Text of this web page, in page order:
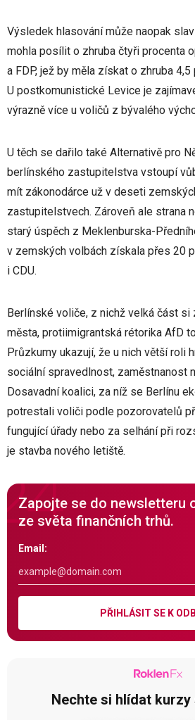
Výsledek hlasování může naopak
mohla posílit o zhruba čtyři procenta
a FDP, jež by měla získat o zhruba 4,5
U postkomunistické Levice je
výrazně více u voličů z bývalého
U těch se dařilo také Alternativě pro
berlínského zastupitelstva vstoupí
mít zákonodárce už v deseti
zastupitelstvech. Zároveň ale strana
starý úspěch z Meklenburska-
v zemských volbách získala přes 20
i CDU.
Berlínské voliče, z nichž velká část si
města, protiimigrantská rétorika AfD
Průzkumy ukazují, že u nich větší roli
sociální spravedlnost, zaměstnanost
Dosavadní koalici, za níž se Berlínu
potrestali voliči podle pozorovatelů
fungující úřady nebo za selhání při
je stavba nového letiště.
Zapojte se do newsletteru
ze světa finančních trhů.
Email:
PŘIHLÁSIT SE K
Nechte si hlídat kurzy